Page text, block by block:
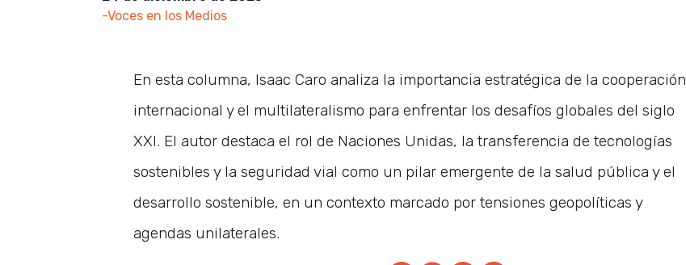
-Voces en los Medios
En esta columna, Isaac Caro analiza la importancia estratégica de la cooperación
internacional y el multilateralismo para enfrentar los desafíos globales del siglo
XXI. El autor destaca el rol de Naciones Unidas, la transferencia de tecnologías
sostenibles y la seguridad vial como un pilar emergente de la salud pública y el
desarrollo sostenible, en un contexto marcado por tensiones geopolíticas y
agendas unilaterales.